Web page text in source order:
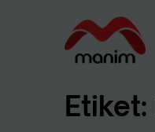
Etiket: